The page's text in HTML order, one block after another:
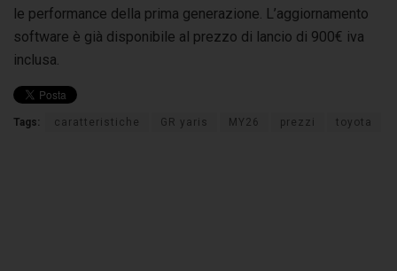
le performance della prima generazione. L’aggiornamento
software è già disponibile al prezzo di lancio di 900€ iva
inclusa.
Tags: caratteristiche GR yaris MY26 prezzi toyota